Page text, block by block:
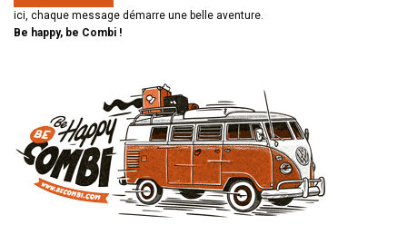
ici, chaque message démarre une belle aventure.
Be happy, be Combi !